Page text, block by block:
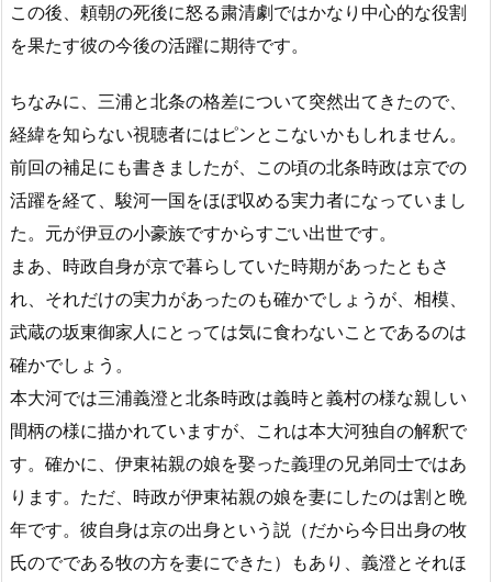
この後、頼朝の死後に怒る粛清劇ではかなり中心的な役割
を果たす彼の今後の活躍に期待です。
ちなみに、三浦と北条の格差について突然出てきたので、
経緯を知らない視聴者にはピンとこないかもしれません。
前回の補足にも書きましたが、この頃の北条時政は京での
活躍を経て、駿河一国をほぼ収める実力者になっていまし
た。元が伊豆の小豪族ですからすごい出世です。
まあ、時政自身が京で暮らしていた時期があったともさ
れ、それだけの実力があったのも確かでしょうが、相模、
武蔵の坂東御家人にとっては気に食わないことであるのは
確かでしょう。
本大河では三浦義澄と北条時政は義時と義村の様な親しい
間柄の様に描かれていますが、これは本大河独自の解釈で
す。確かに、伊東祐親の娘を娶った義理の兄弟同士ではあ
ります。ただ、時政が伊東祐親の娘を妻にしたのは割と晩
年です。彼自身は京の出身という説（だから今日出身の牧
氏のでである牧の方を妻にできた）もあり、義澄とそれほ